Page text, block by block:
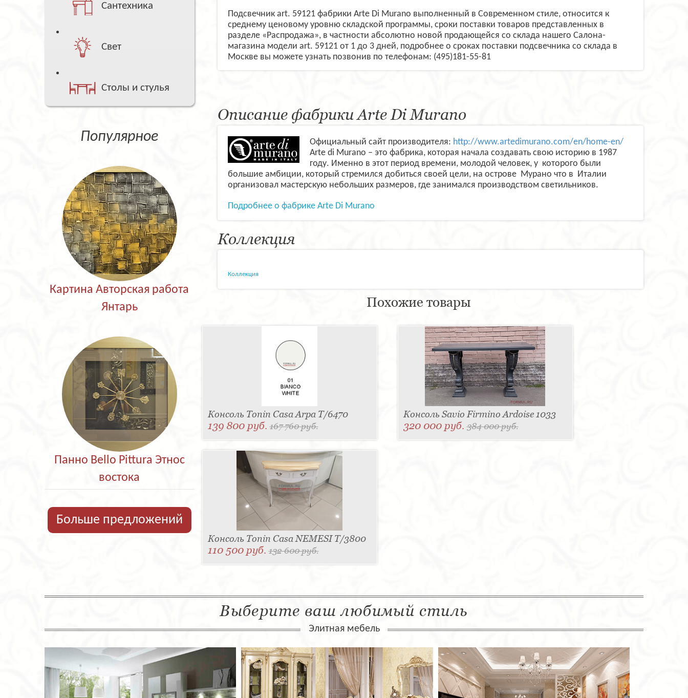
Сантехника
Свет
Столы и стулья
Популярное
Картина Авторская работа
Янтарь
Панно Bello Pittura Этнос
востока
Больше предложений
Подсвечник art. 59121 фабрики Arte Di Murano выполненный в Современном стиле, относится к
среднему ценовому уровню складской программы, сроки поставки товаров представленных в
разделе «Распродажа», в частности абсолютно новой продающейся со склада нашего Салона-
магазина модели art. 59121 от 1 до 3 дней, подробнее о сроках поставки подсвечника со склада в
Москве вы можете узнать позвонив по телефонам: (495)181-55-81
Описание фабрики Arte Di Murano
Официальный сайт производителя: http://www.artedimurano.com/en/home-en/
Arte di Murano – это фабрика, которая начала создавать свою историю в 1987
году. Именно в этот период времени, молодой человек, у которого были
большие амбиции, который стремился добиться своей цели, на острове Мурано что в Италии
организовал мастерскую небольших размеров, где занимался производством светильников.
Подробнее о фабрике Arte Di Murano
Коллекция
Коллекция
Похожие товары
Консоль Tonin Casa Arpa T/6470
139 800 руб.167 760 руб.
Консоль Savio Firmino Ardoise 1033
320 000 руб.384 000 руб.
Консоль Tonin Casa NEMESI T/3800
110 500 руб.132 600 руб.
Выберите ваш любимый стиль
Элитная мебель